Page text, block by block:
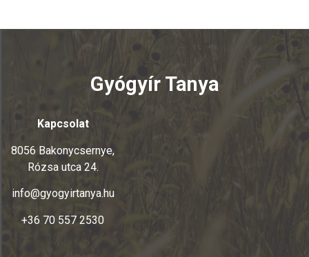
Gyógyír Tanya
Kapcsolat
8056 Bakonycsernye,
Rózsa utca 24.
info@gyogyirtanya.hu
+36 70 557 2530